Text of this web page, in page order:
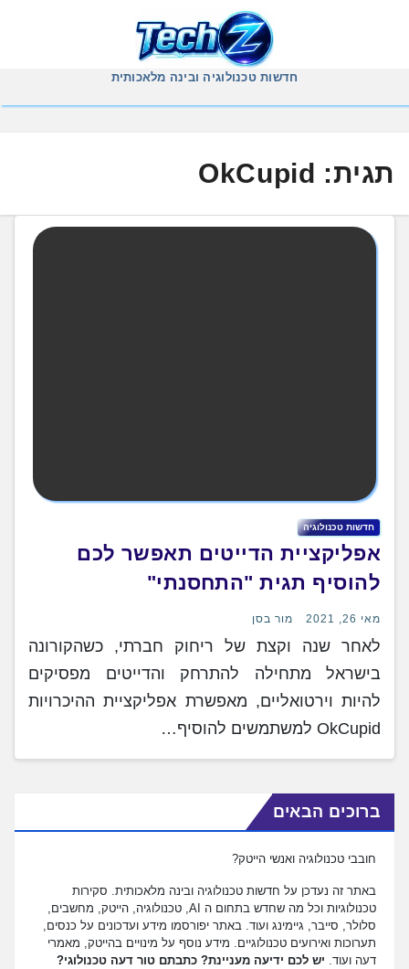
חדשות טכנולוגיה ובינה מלאכותית
תגית: OkCupid
חדשות טכנולוגיה
אפליקציית הדייטים תאפשר לכם
להוסיף תגית "התחסנתי"
מאי 26, 2021 מור בסן
לאחר שנה וקצת של ריחוק חברתי, כשהקורונה
בישראל מתחילה להתרחק והדייטים מפסיקים
להיות וירטואליים, מאפשרת אפליקציית ההיכרויות
OkCupid למשתמשים להוסיף…
ברוכים הבאים
חובבי טכנולוגיה ואנשי הייטק?
באתר זה נעדכן על חדשות טכנולוגיה ובינה מלאכותית. סקירות
טכנולוגיות וכל מה שחדש בתחום ה AI, טכנולוגיה, הייטק, מחשבים,
סלולר, סייבר, גיימינג ועוד. באתר יפורסמו מידע ועדכונים על כנסים,
תערוכות ואירועים טכנולוגיים. מידע נוסף על מינויים בהייטק, מאמרי
דעה ועוד. יש לכם ידיעה מעניינת? כתבתם טור דעה טכנולוגי?